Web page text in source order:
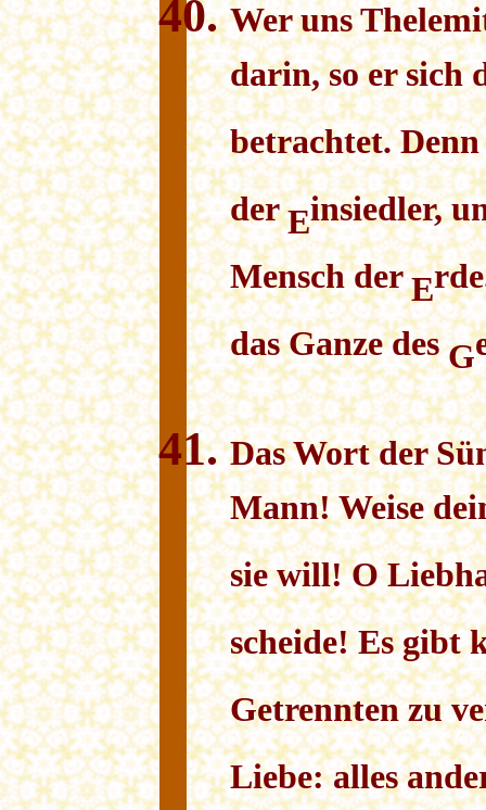
Wer unsT
darin, so er sich
betrachtet.
derEinsiedler,
Mensch derE
das Ganze desG
Das Wort derS
Mann! Weise
sie will! O
scheide! Es gibt
Getrennten zu
Liebe: alles